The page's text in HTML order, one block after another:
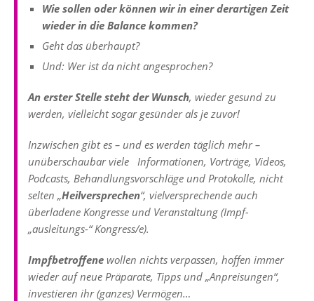
Wie sollen oder können wir in einer derartigen Zeit
wieder in die Balance kommen?
Geht das überhaupt?
Und: Wer ist da nicht angesprochen?
An erster Stelle steht der Wunsch, wieder gesund zu
werden, vielleicht sogar gesünder als je zuvor!
Inzwischen gibt es – und es werden täglich mehr –
unüberschaubar viele Informationen, Vorträge, Videos,
Podcasts, Behandlungsvorschläge und Protokolle, nicht
selten „Heilversprechen“, vielversprechende auch
überladene Kongresse und Veranstaltung (Impf-
„ausleitungs-“ Kongress/e).
Impfbetroffene wollen nichts verpassen, hoffen immer
wieder auf neue Präparate, Tipps und „Anpreisungen“,
investieren ihr (ganzes) Vermögen…